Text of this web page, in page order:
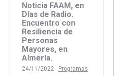
Noticia FAAM, en
Días de Radio.
Encuentro con
Resiliencia de
Personas
Mayores, en
Almería.
24/11/2022 - Programas